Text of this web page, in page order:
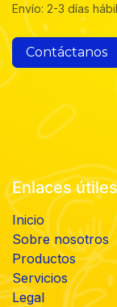
Envío: 2-3 días
Contáctanos
Enlaces útiles
Inicio
Sobre nosotros
Productos
Servicios
Legal